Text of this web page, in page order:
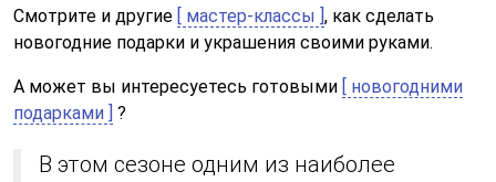
Смотрите и другие [ мастер-классы ], как сделать
новогодние подарки и украшения своими руками.
А может вы интересуетесь готовыми [ новогодними
подарками ] ?
В этом сезоне одним из наиболее